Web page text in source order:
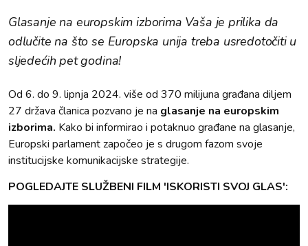
Glasanje na europskim izborima Vaša je prilika da
odlučite na što se Europska unija treba usredotočiti u
sljedećih pet godina!
Od 6. do 9. lipnja 2024. više od 370 milijuna građana diljem
27 država članica pozvano je na glasanje na europskim
izborima. Kako bi informirao i potaknuo građane na glasanje,
Europski parlament započeo je s drugom fazom svoje
institucijske komunikacijske strategije.
POGLEDAJTE SLUŽBENI FILM 'ISKORISTI SVOJ GLAS':